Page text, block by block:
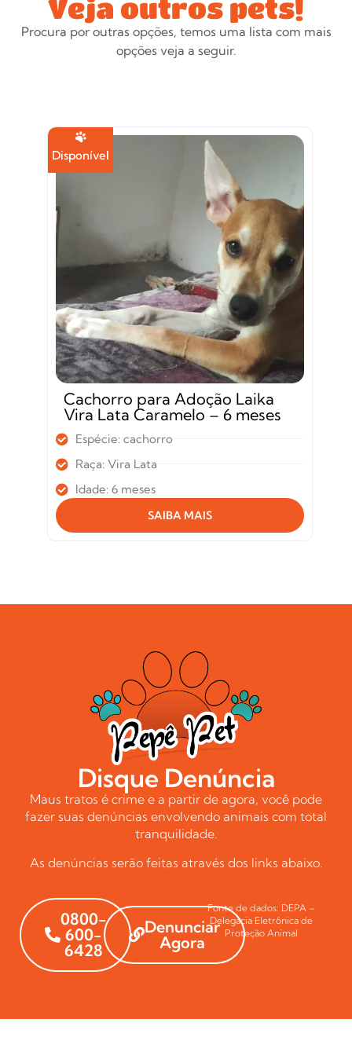
Veja outros pets!
Procura por outras opções, temos uma lista com mais
opções veja a seguir.
Disponível
Cachorro para Adoção Laika
Vira Lata Caramelo – 6 meses
Espécie: cachorro
Raça: Vira Lata
Idade: 6 meses
SAIBA MAIS
Disque Denúncia
Maus tratos é crime e a partir de agora, você pode
fazer suas denúncias envolvendo animais com total
tranquilidade.
As denúncias serão feitas através dos links abaixo.
0800-
600-
6428
Denunciar
Agora
Fonte de dados: DEPA –
Delegacia Eletrônica de
Proteção Animal